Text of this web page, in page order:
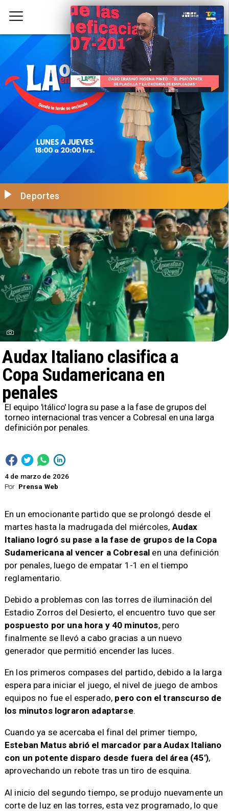
Por Prensa Web
Audax Italiano clasifica a
Copa Sudamericana en
penales
Deportes
4 de marzo de 2026
El equipo 'itálico' logra su pase a la fase de grupos del
torneo internacional tras vencer a Cobresal en una larga
definición por penales.
En un emocionante partido que se prolongó desde el
martes hasta la madrugada del miércoles, Audax
Italiano logró su pase a la fase de grupos de la Copa
Sudamericana al vencer a Cobresal en una definición
por penales, luego de empatar 1-1 en el tiempo
reglamentario.
Debido a problemas con las torres de iluminación del
Estadio Zorros del Desierto, el encuentro tuvo que ser
pospuesto por una hora y 40 minutos, pero
finalmente se llevó a cabo gracias a un nuevo
generador que permitió encender las luces.
En los primeros compases del partido, debido a la larga
espera para iniciar el juego, el nivel de juego de ambos
equipos no fue el esperado, pero con el transcurso de
los minutos lograron adaptarse.
Cuando ya se acercaba el final del primer tiempo,
Esteban Matus abrió el marcador para Audax Italiano
con un potente disparo desde fuera del área (45′),
aprovechando un rebote tras un tiro de esquina.
Al inicio del segundo tiempo, se produjo nuevamente un
corte de luz en las torres, esta vez programado, lo que